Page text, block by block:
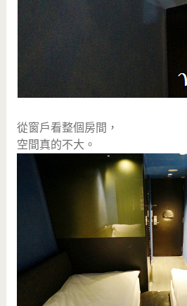
從窗戶看整個房間，
空間真的不大。